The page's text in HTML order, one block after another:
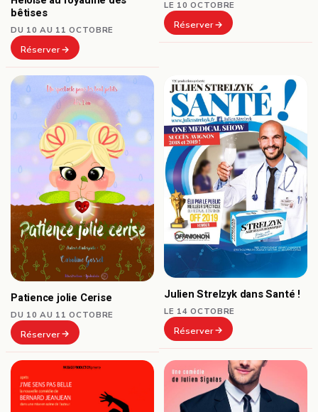
bêtises
DU 10 AU 11 OCTOBRE
Réserver
LE 10 OCTOBRE
Réserver
Patience jolie Cerise
DU 10 AU 11 OCTOBRE
Réserver
Julien Strelzyk dans Santé !
LE 14 OCTOBRE
Réserver